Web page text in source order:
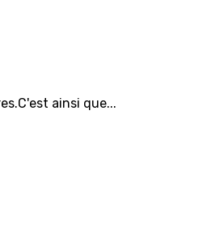
ainsi que...